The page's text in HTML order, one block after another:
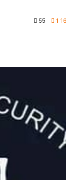
55 1